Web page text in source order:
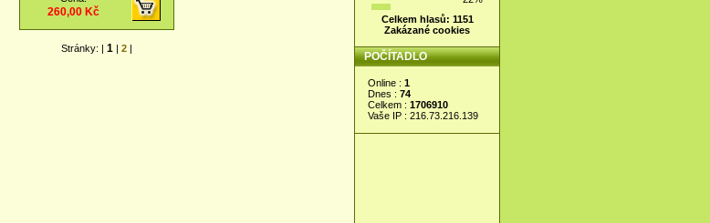
260,00 Kč
Stránky: | 1 | 2 |
Celkem hlasů: 1151
Zakázané cookies
POČÍTADLO
Online : 1
Dnes : 74
Celkem : 1706910
Vaše IP : 216.73.216.139